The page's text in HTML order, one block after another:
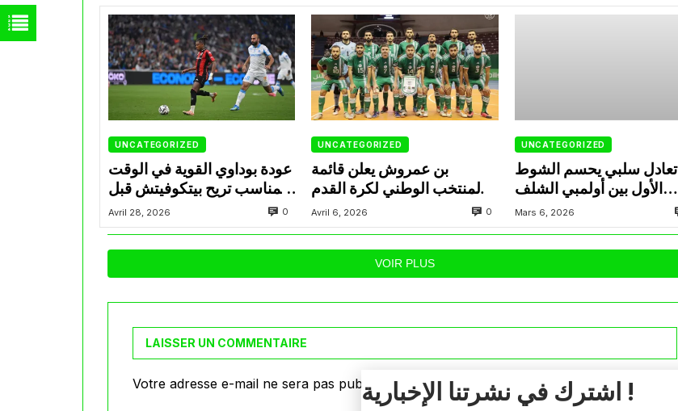
UNCATEGORIZED
عودة بوداوي القوية في الوقت
المناسب تريح بيتكوفيتش قبل
التحدي المونديالي
Avril 28, 2026 0
UNCATEGORIZED
بن عمروش يعلن قائمة
المنتخب الوطني لكرة القدم
داخل القاعة المعنية بوديتي
مصر
Avril 6, 2026 0
UNCATEGORIZED
تعادل سلبي يحسم الشوط
الأول بين أولمبي الشلف
ووفاق سطيف
Mars 6, 2026
VOIR PLUS
LAISSER UN COMMENTAIRE
Votre adresse e-mail ne sera pas publiée. Les champs obligatoires sont indiqués avec
اشترك في نشرتنا الإخبارية !